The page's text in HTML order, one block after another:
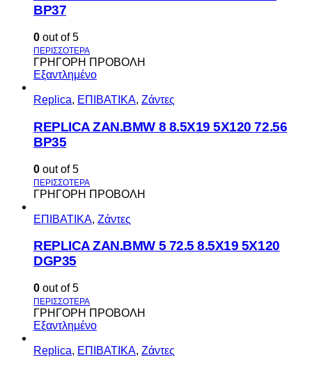
BP37
0 out of 5
ΓΡΗΓΟΡΗ ΠΡΟΒΟΛΗ
Εξαντλημένο
Replica, ΕΠΙΒΑΤΙΚΑ, Ζάντες
REPLICA ZAN.BMW 8 8.5X19 5X120 72.56
BP35
0 out of 5
ΓΡΗΓΟΡΗ ΠΡΟΒΟΛΗ
ΕΠΙΒΑΤΙΚΑ, Ζάντες
REPLICA ZAN.BMW 5 72.5 8.5X19 5X120
DGP35
0 out of 5
ΓΡΗΓΟΡΗ ΠΡΟΒΟΛΗ
Εξαντλημένο
Replica, ΕΠΙΒΑΤΙΚΑ, Ζάντες